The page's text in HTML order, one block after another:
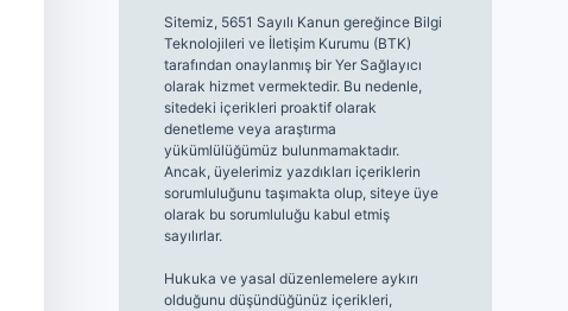
Sitemiz, 5651 Sayılı Kanun gereğince Bilgi
Teknolojileri ve İletişim Kurumu (BTK)
tarafından onaylanmış bir Yer Sağlayıcı
olarak hizmet vermektedir. Bu nedenle,
sitedeki içerikleri proaktif olarak
denetleme veya araştırma
yükümlülüğümüz bulunmamaktadır.
Ancak, üyelerimiz yazdıkları içeriklerin
sorumluluğunu taşımakta olup, siteye üye
olarak bu sorumluluğu kabul etmiş
sayılırlar.
Hukuka ve yasal düzenlemelere aykırı
olduğunu düşündüğünüz içerikleri,